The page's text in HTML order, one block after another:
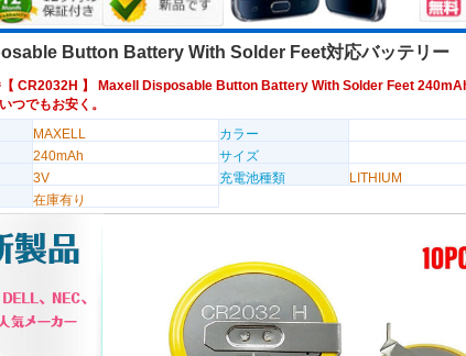
Button Battery With Solder Feet対応バッテリー
CR2032H 】 Maxell Disposable Button Battery With Solder Feet
つでもお安く。
MAXELL
カラー
240mAh
サイズ
3V 充電池種類
LITHIUM
在庫有り